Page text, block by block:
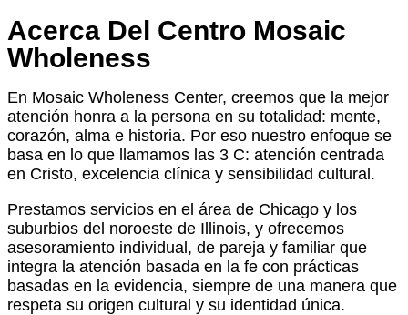
Acerca Del Centro Mosaic
Wholeness
En Mosaic Wholeness Center, creemos que la mejor
atención honra a la persona en su totalidad: mente,
corazón, alma e historia. Por eso nuestro enfoque se
basa en lo que llamamos las 3 C: atención centrada
en Cristo, excelencia clínica y sensibilidad cultural.
Prestamos servicios en el área de Chicago y los
suburbios del noroeste de Illinois, y ofrecemos
asesoramiento individual, de pareja y familiar que
integra la atención basada en la fe con prácticas
basadas en la evidencia, siempre de una manera que
respeta su origen cultural y su identidad única.